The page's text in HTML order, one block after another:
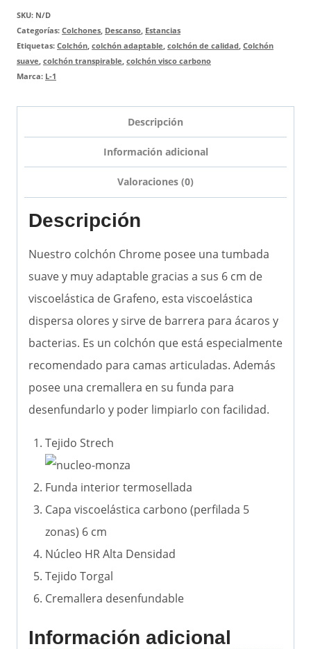
SKU: N/D
Categorías: Colchones, Descanso, Estancias
Etiquetas: Colchón, colchón adaptable, colchón de calidad, Colchón
suave, colchón transpirable, colchón visco carbono
Marca: L-1
Descripción
Información adicional
Valoraciones (0)
Descripción
Nuestro colchón Chrome posee una tumbada
suave y muy adaptable gracias a sus 6 cm de
viscoelástica de Grafeno, esta viscoelástica
dispersa olores y sirve de barrera para ácaros y
bacterias. Es un colchón que está especialmente
recomendado para camas articuladas. Además
posee una cremallera en su funda para
desenfundarlo y poder limpiarlo con facilidad.
Tejido Strech
Funda interior termosellada
Capa viscoelástica carbono (perfilada 5
zonas) 6 cm
Núcleo HR Alta Densidad
Tejido Torgal
Cremallera desenfundable
Información adicional